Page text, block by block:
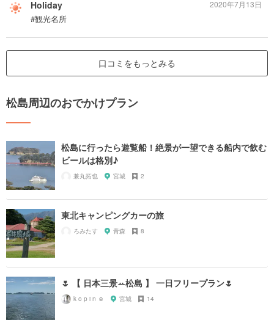
Holiday
#観光名所
2020年7月13日
口コミをもっとみる
松島周辺のおでかけプラン
松島に行ったら遊覧船！絶景が一望できる船内で飲む
ビールは格別♪
兼丸拓也 宮城 2
東北キャンピングカーの旅
ろみたす 青森 8
🌷 【 日本三景ꕀ松島 】 一日フリープラン🌷
k o p i n ☺︎ 宮城 14